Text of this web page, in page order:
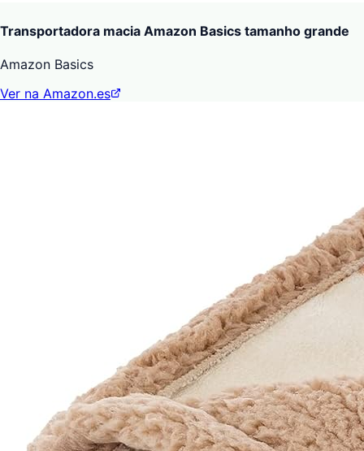
Transportadora macia Amazon Basics tamanho grande
Amazon Basics
Ver na Amazon.es